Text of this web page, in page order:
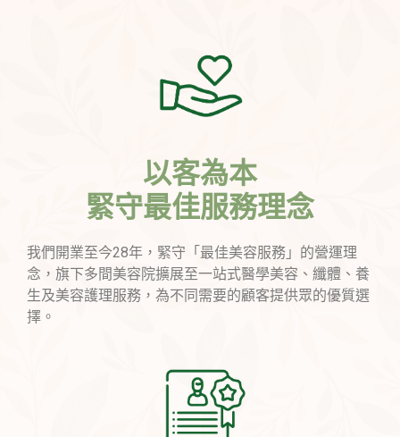
以客為本
緊守最佳服務理念
我們開業至今28年，緊守「最佳美容服務」的營運理
念，旗下多間美容院擴展至一站式醫學美容、纖體、養
生及美容護理服務，為不同需要的顧客提供眾的優質選
擇。